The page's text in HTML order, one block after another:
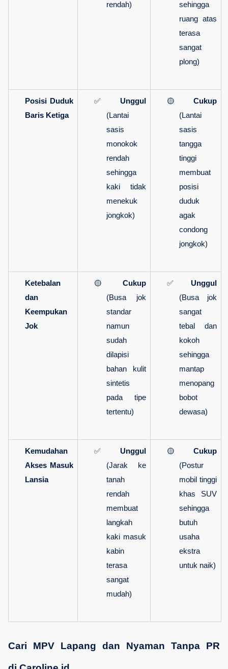
rendah)
sehingga
ruang atas
terasa
sangat
plong)
Posisi Duduk
Baris Ketiga
✅ Unggul
(Lantai
sasis
monokok
rendah
sehingga
kaki tidak
menekuk
jongkok)
🟡 Cukup
(Lantai
sasis
tangga
tinggi
membuat
posisi
duduk
agak
condong
jongkok)
Ketebalan
dan
Keempukan
Jok
🟡 Cukup
(Busa jok
standar
namun
sudah
dilapisi
bahan kulit
sintetis
pada tipe
tertentu)
✅ Unggul
(Busa jok
sangat
tebal dan
kokoh
sehingga
mantap
menopang
bobot
dewasa)
Kemudahan
Akses Masuk
Lansia
✅ Unggul
(Jarak ke
tanah
rendah
membuat
langkah
kaki masuk
kabin
terasa
sangat
mudah)
🟡 Cukup
(Postur
mobil tinggi
khas SUV
sehingga
butuh
usaha
ekstra
untuk naik)
Cari MPV Lapang dan Nyaman Tanpa PR